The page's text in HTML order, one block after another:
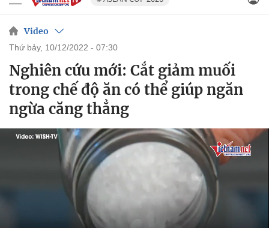
Video
thứ bảy, 10/12/2022 - 07:30
Nghiên cứu mới: Cắt giảm muối
trong chế độ ăn có thể giúp ngăn
ngừa căng thẳng